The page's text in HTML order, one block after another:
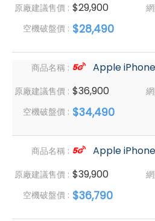
原廠建議售價 : $29,900
空機破盤價 : $28,490
商品名稱 : Apple
原廠建議售價 : $36,900
空機破盤價 : $34,490
商品名稱 : Apple
原廠建議售價 : $39,900
空機破盤價 : $36,790